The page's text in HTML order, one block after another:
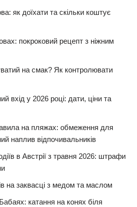
як доїхати та скільки коштує
покроковий рецепт з ніжним
на смак? Як контролювати
вхід у 2026 році: дати, ціни та
на пляжах: обмеження для
наплив відпочивальників
в Австрії з травня 2026: штрафи
на заквасці з медом та маслом
катання на конях біля